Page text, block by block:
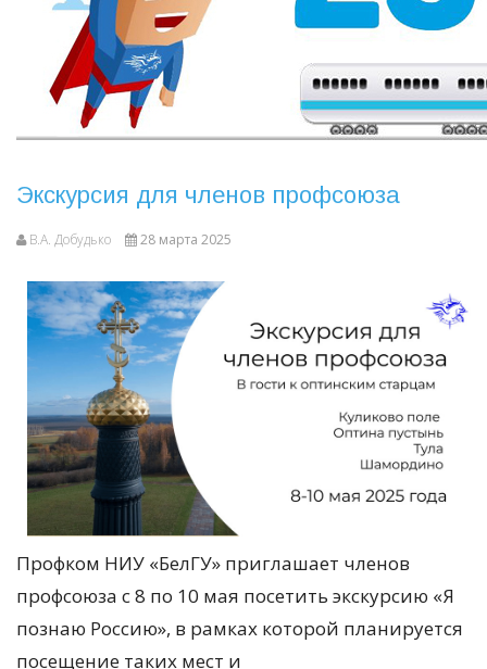
Экскурсия для членов профсоюза
В.А. Добудько 28 марта 2025
Профком НИУ «БелГУ» приглашает членов
профсоюза с 8 по 10 мая посетить экскурсию «Я
познаю Россию», в рамках которой планируется
посещение таких мест и